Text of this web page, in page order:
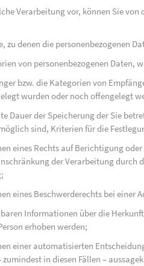
Verarbeitung vor, können Sie
zu denen die personenbezogenen
von personenbezogenen Daten,
bzw. die Kategorien von
wurden oder noch offengelegt
Dauer der Speicherung der Sie
sind, Kriterien für die
eines Rechts auf Berichtigung
der Verarbeitung durch
eines Beschwerderechts bei einer
Informationen über die
erhoben werden;
einer automatisierten
zumindest in diesen Fällen –